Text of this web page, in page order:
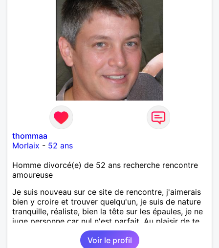
thommaa
Morlaix - 52 ans
Homme divorcé(e) de 52 ans recherche rencontre
amoureuse
Je suis nouveau sur ce site de rencontre, j'aimerais
bien y croire et trouver quelqu'un, je suis de nature
tranquille, réaliste, bien la tête sur les épaules, je ne
juge personne car nul n'est parfait. Au plaisir de te
Voir le profil